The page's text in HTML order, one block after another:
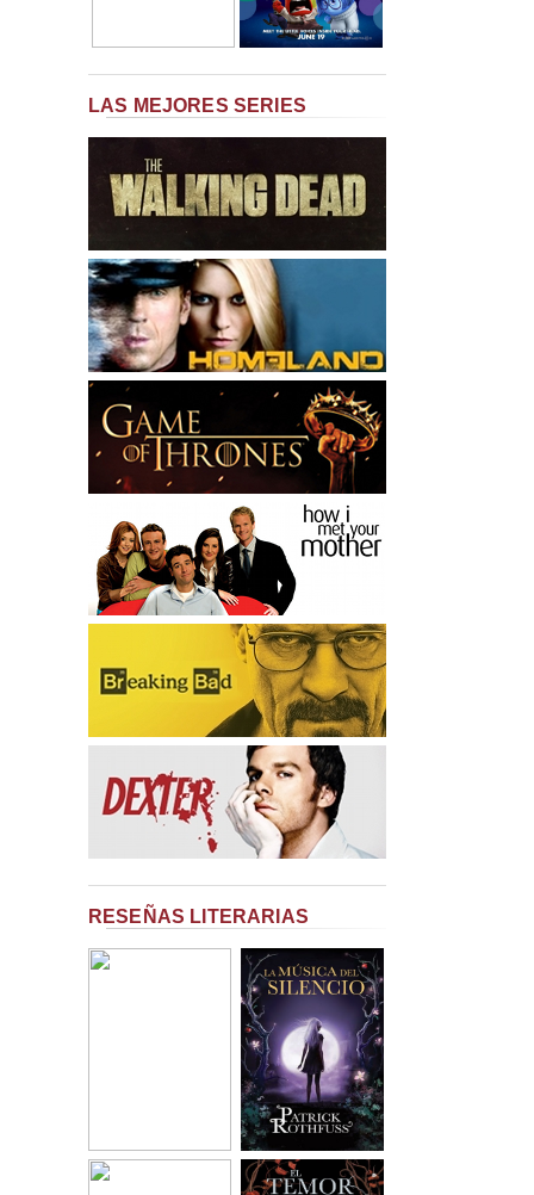
LAS MEJORES SERIES
RESEÑAS LITERARIAS